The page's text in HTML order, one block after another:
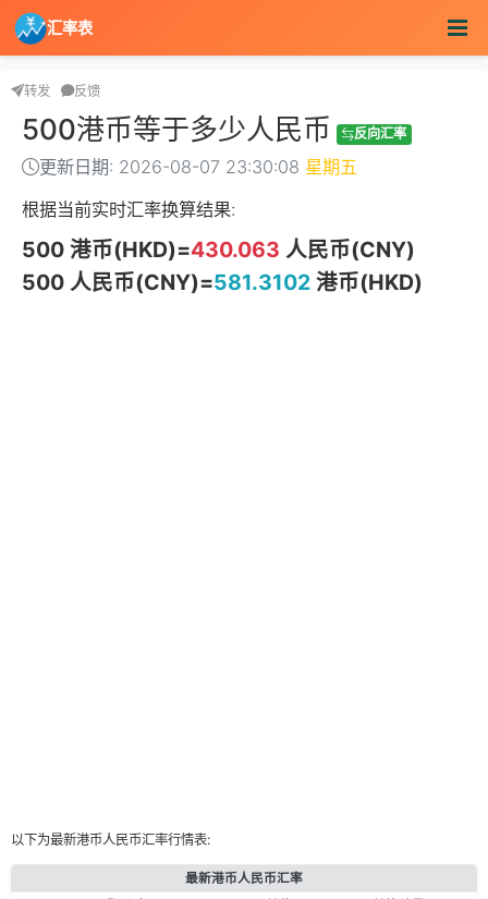
汇率表
转发 反馈
500港币等于多少人民币 反向汇率
更新日期: 2026-08-07 23:30:08 星期五
根据当前实时汇率换算结果:
500 港币(HKD)=430.063 人民币(CNY)
500 人民币(CNY)=581.3102港币(HKD)
以下为最新港币人民币汇率行情表:
最新港币人民币汇率